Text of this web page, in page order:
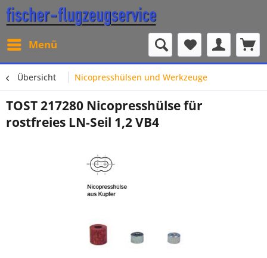
Menü
Übersicht Nicopresshülsen und Werkzeuge
TOST 217280 Nicopresshülse für
rostfreies LN-Seil 1,2 VB4